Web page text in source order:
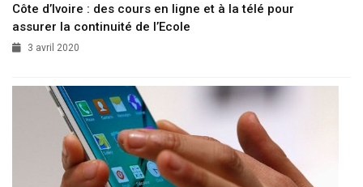
Côte d’Ivoire : des cours en ligne et à la télé pour
assurer la continuité de l’Ecole
3 avril 2020